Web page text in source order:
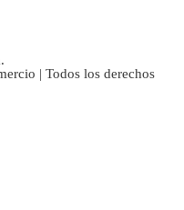
| Todos los derechos